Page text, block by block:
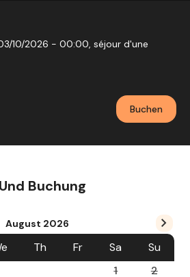
10/2026 - 00:00, séjour d'une
Buchen
Buchung
August 2026
Th Fr Sa
Su
1
2